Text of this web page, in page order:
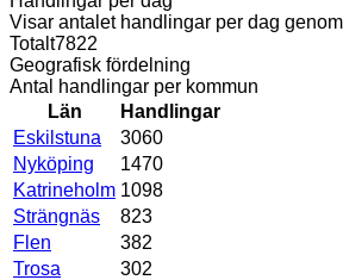
Visar antalet handlingar per dag
Totalt7822
Geografisk fördelning
Antal handlingar per kommun
Län
Handlingar
Eskilstuna
3060
Nyköping
1470
Katrineholm 1098
Strängnäs
823
Flen
382
Trosa
302